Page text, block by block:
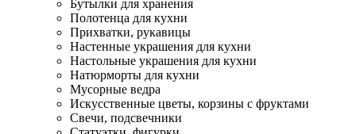
Бутылки для хранения
Полотенца для кухни
Прихватки, рукавицы
Настенные украшения для кухни
Настольные украшения для кухни
Натюрморты для кухни
Мусорные ведра
Искусственные цветы, корзины с фруктами
Свечи, подсвечники